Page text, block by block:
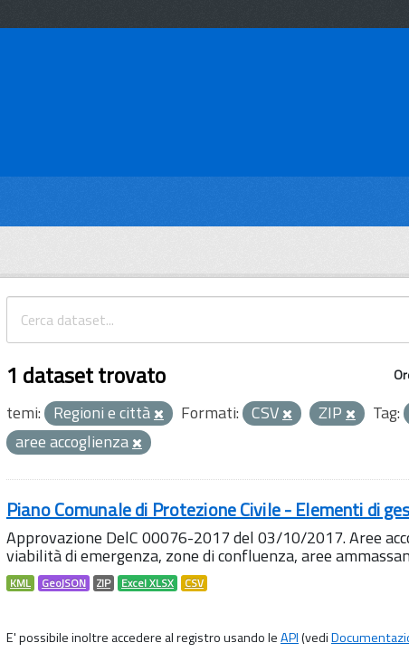
1 dataset trovato
temi: Regioni e città Formati: CSV ZIP Tag:
aree accoglienza
Piano Comunale di Protezione Civile - Elementi di
Approvazione DelC 00076-2017 del 03/10/2017. Aree
viabilità di emergenza, zone di confluenza, aree
KML GeoJSON ZIP Excel XLSX CSV
E' possibile inoltre accedere al registro usando leAPI(vedi